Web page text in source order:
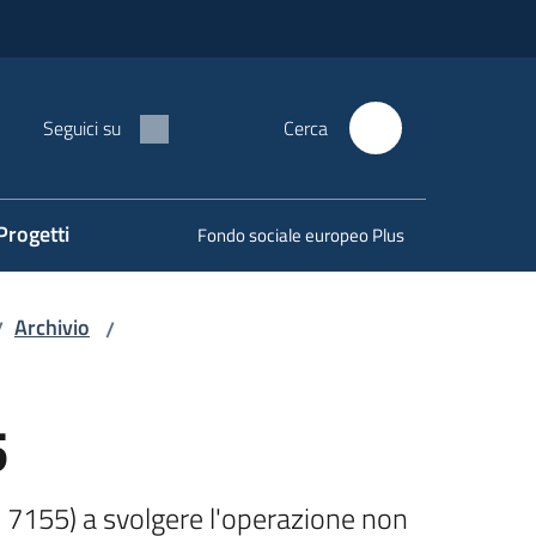
Seguici su Cerca
Fondo sociale europeo Plus
Archivio /
a svolgere l'operazione non